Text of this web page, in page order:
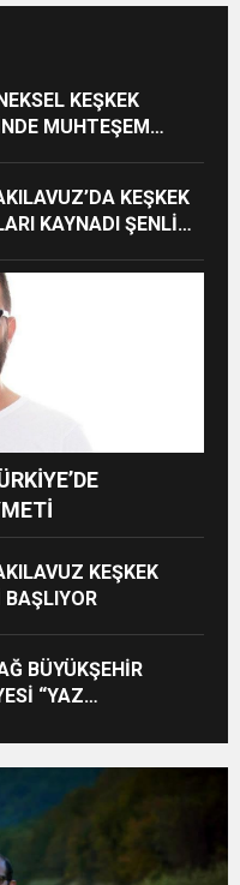
KEŞKEK
MUHTEŞEM
KEŞKEK
KAYNADI ŞENLİK
KEŞKEK
BAŞLIYOR
BÜYÜKŞEHİR
“YAZ
İLÇELERE